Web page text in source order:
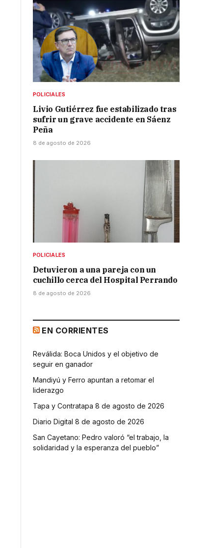
POLICIALES
Livio Gutiérrez fue estabilizado tras
sufrir un grave accidente en Sáenz
Peña
8 de agosto de 2026
POLICIALES
Detuvieron a una pareja con un
cuchillo cerca del Hospital Perrando
8 de agosto de 2026
EN CORRIENTES
Reválida: Boca Unidos y el objetivo de
seguir en ganador
Mandiyú y Ferro apuntan a retomar el
liderazgo
Tapa y Contratapa 8 de agosto de 2026
Diario Digital 8 de agosto de 2026
San Cayetano: Pedro valoró “el trabajo, la
solidaridad y la esperanza del pueblo”